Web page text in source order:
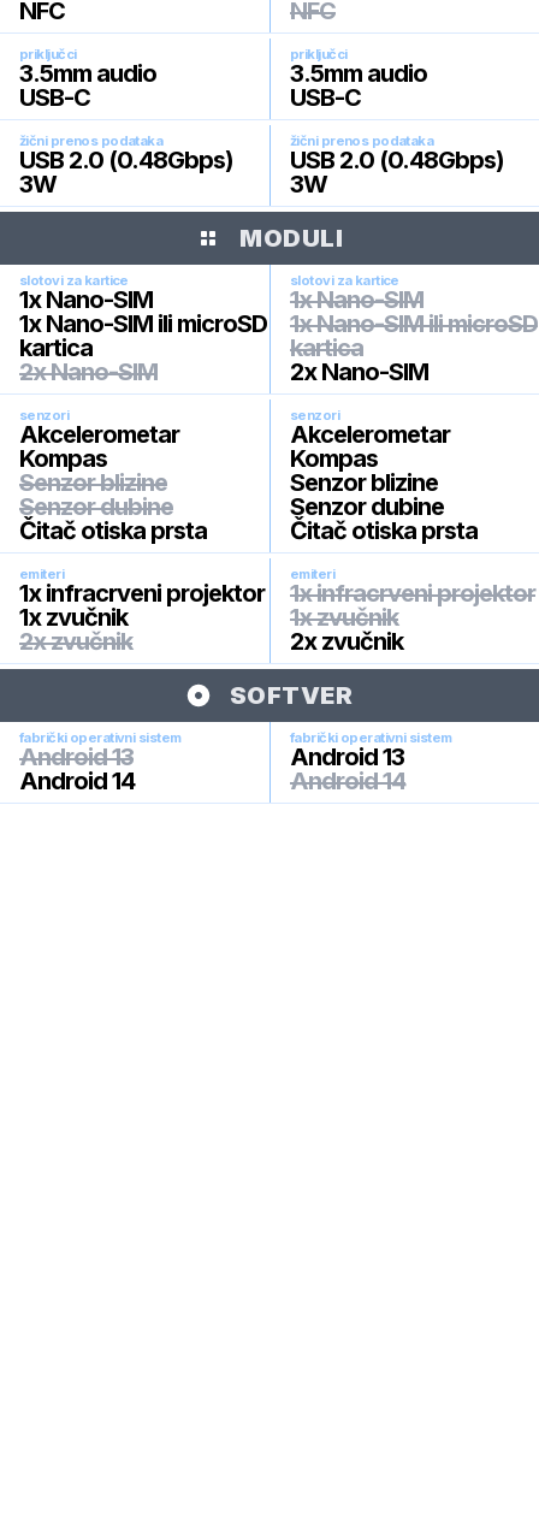
NFC
NFC
priključci
3.5mm audio
USB-C
priključci
3.5mm audio
USB-C
žični prenos podataka
USB 2.0 (0.48Gbps)
3W
žični prenos podataka
USB 2.0 (0.48Gbps)
3W
MODULI
slotovi za kartice
1x Nano-SIM
1x Nano-SIM ili microSD
kartica
2x Nano-SIM
slotovi za kartice
1x Nano-SIM
1x Nano-SIM ili microSD
kartica
2x Nano-SIM
senzori
Akcelerometar
Kompas
Senzor blizine
Senzor dubine
Čitač otiska prsta
senzori
Akcelerometar
Kompas
Senzor blizine
Senzor dubine
Čitač otiska prsta
emiteri
1x infracrveni projektor
1x zvučnik
2x zvučnik
emiteri
1x infracrveni projektor
1x zvučnik
2x zvučnik
SOFTVER
fabrički operativni sistem
Android 13
Android 14
fabrički operativni sistem
Android 13
Android 14